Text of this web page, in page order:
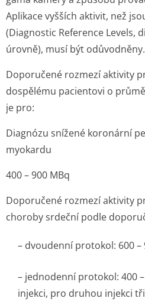
Aplikace vyšších aktivit, než
(Diagnostic Reference Levels,
úrovně), musí být odůvodněny.
Doporučené rozmezí aktivity
dospělému pacientovi o
je pro:
Diagnózu snížené koronární
myokardu
400 – 900 MBq
Doporučené rozmezí aktivity
choroby srdeční podle
– dvoudenní protokol: 600
– jednodenní protokol: 400
injekci, pro druhou injekci